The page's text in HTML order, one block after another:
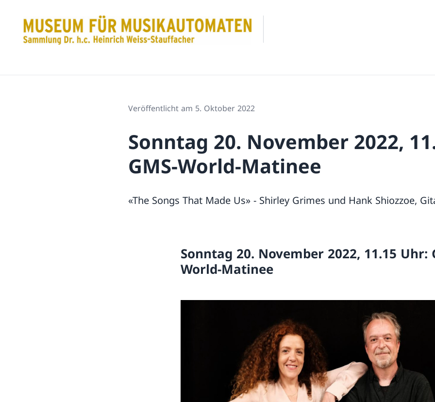
Veröffentlicht am 5. Oktober 2022
Sonntag 20. November 2022,
GMS-World-Matinee
«The Songs That Made Us» - Shirley Grimes und Hank Shiozzoe,
Sonntag 20. November 2022, 11.15 Uhr:
World-Matinee